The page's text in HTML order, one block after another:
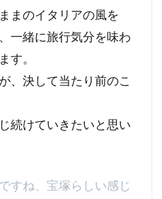
まのイタリアの風を
一緒に旅行気分を味わ
す。
、決して当たり前のこ
続けていきたいと思い
すね、宝塚らしい感じ